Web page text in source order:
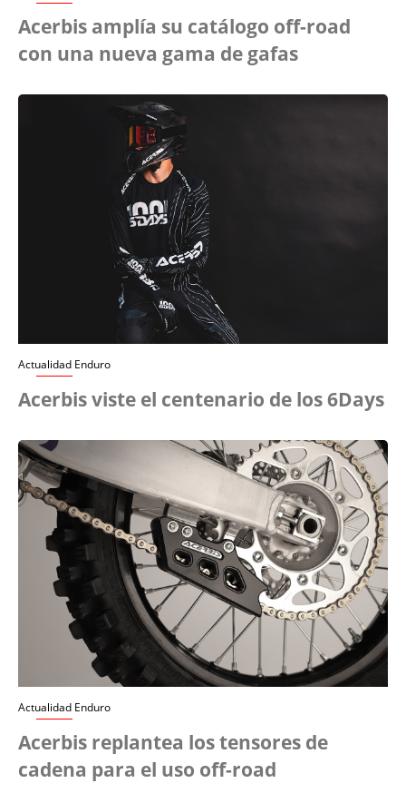
Acerbis amplía su catálogo off-road
con una nueva gama de gafas
Actualidad Enduro
Acerbis viste el centenario de los 6Days
Actualidad Enduro
Acerbis replantea los tensores de
cadena para el uso off-road